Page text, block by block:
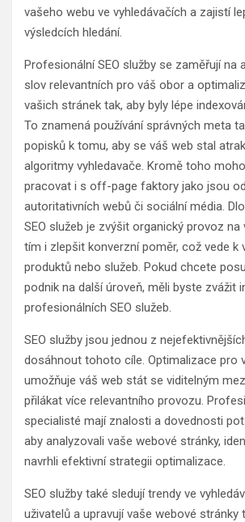
vašeho webu ve vyhledávačích a zajistí
výsledcích hledání.
Profesionální SEO služby se zaměřují na
slov relevantních pro váš obor a
vašich stránek tak, aby byly lépe
To znamená používání správných meta
popisků k tomu, aby se váš web stal
algoritmy vyhledavače. Kromě toho
pracovat i s off-page faktory jako jsou
autoritativních webů či sociální média.
SEO služeb je zvýšit organický provoz na
tím i zlepšit konverzní poměr, což vede k
produktů nebo služeb. Pokud chcete
podnik na další úroveň, měli byste zvážit
profesionálních SEO služeb.
SEO služby jsou jednou z
dosáhnout tohoto cíle. Optimalizace pro
umožňuje váš web stát se viditelným
přilákat více relevantního provozu.
specialisté mají znalosti a dovednosti
aby analyzovali vaše webové stránky,
navrhli efektivní strategii optimalizace.
SEO služby také sledují trendy ve
uživatelů a upravují vaše webové stránky